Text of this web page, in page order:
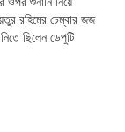
রহিমের চেম্বার জজ
ছিলেন ডেপুটি